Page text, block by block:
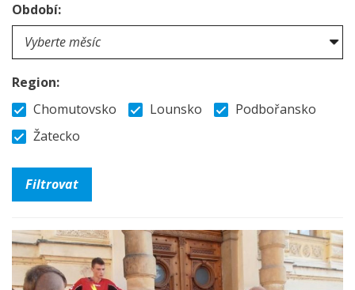
Období:
Region:
Chomutovsko
Lounsko
Podbořansko
Žatecko